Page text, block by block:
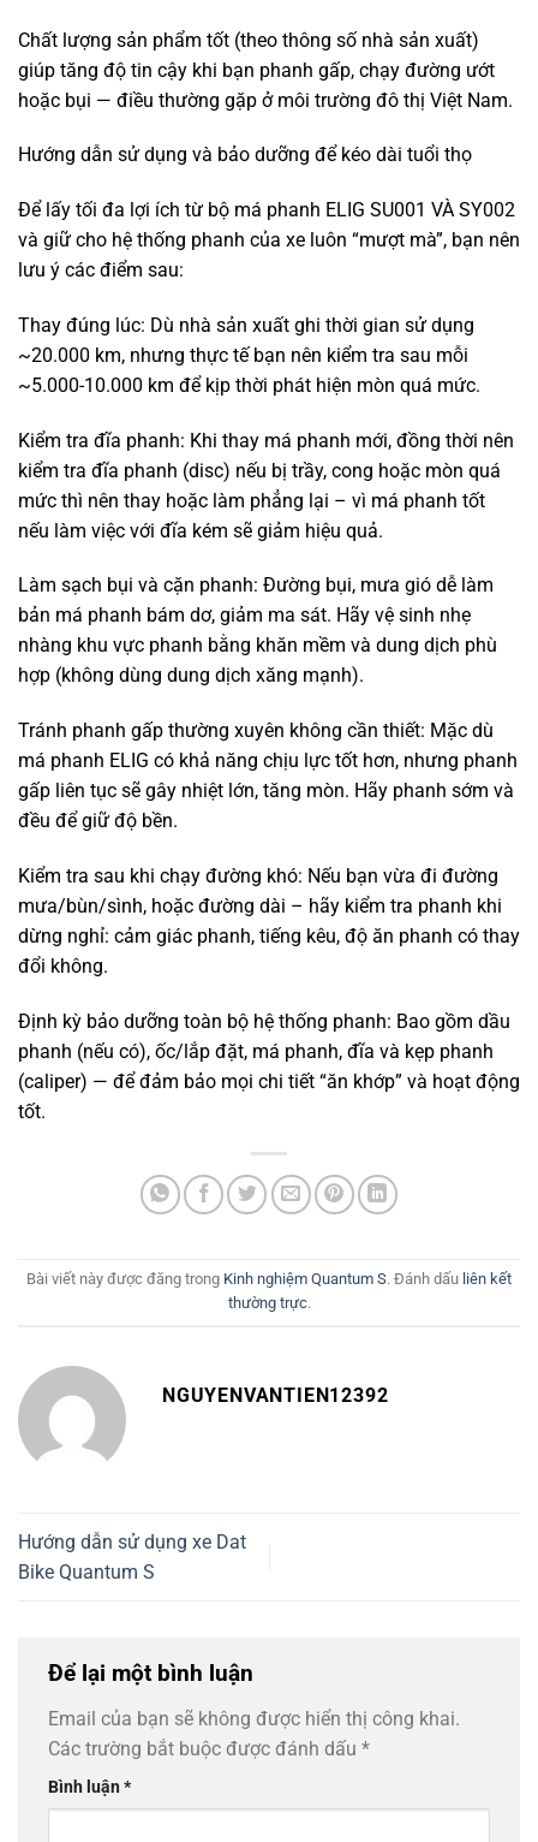
Chất lượng sản phẩm tốt (theo thông số nhà sản xuất)
giúp tăng độ tin cậy khi bạn phanh gấp, chạy đường ướt
hoặc bụi — điều thường gặp ở môi trường đô thị Việt Nam.
Hướng dẫn sử dụng và bảo dưỡng để kéo dài tuổi thọ
Để lấy tối đa lợi ích từ bộ má phanh ELIG SU001 VÀ SY002
và giữ cho hệ thống phanh của xe luôn “mượt mà”, bạn nên
lưu ý các điểm sau:
Thay đúng lúc: Dù nhà sản xuất ghi thời gian sử dụng
~20.000 km, nhưng thực tế bạn nên kiểm tra sau mỗi
~5.000-10.000 km để kịp thời phát hiện mòn quá mức.
Kiểm tra đĩa phanh: Khi thay má phanh mới, đồng thời nên
kiểm tra đĩa phanh (disc) nếu bị trầy, cong hoặc mòn quá
mức thì nên thay hoặc làm phẳng lại – vì má phanh tốt
nếu làm việc với đĩa kém sẽ giảm hiệu quả.
Làm sạch bụi và cặn phanh: Đường bụi, mưa gió dễ làm
bản má phanh bám dơ, giảm ma sát. Hãy vệ sinh nhẹ
nhàng khu vực phanh bằng khăn mềm và dung dịch phù
hợp (không dùng dung dịch xăng mạnh).
Tránh phanh gấp thường xuyên không cần thiết: Mặc dù
má phanh ELIG có khả năng chịu lực tốt hơn, nhưng phanh
gấp liên tục sẽ gây nhiệt lớn, tăng mòn. Hãy phanh sớm và
đều để giữ độ bền.
Kiểm tra sau khi chạy đường khó: Nếu bạn vừa đi đường
mưa/bùn/sình, hoặc đường dài – hãy kiểm tra phanh khi
dừng nghỉ: cảm giác phanh, tiếng kêu, độ ăn phanh có thay
đổi không.
Định kỳ bảo dưỡng toàn bộ hệ thống phanh: Bao gồm dầu
phanh (nếu có), ốc/lắp đặt, má phanh, đĩa và kẹp phanh
(caliper) — để đảm bảo mọi chi tiết “ăn khớp” và hoạt động
tốt.
Bài viết này được đăng trong Kinh nghiệm Quantum S. Đánh dấu liên kết
thường trực.
NGUYENVANTIEN12392
Hướng dẫn sử dụng xe Dat
Bike Quantum S
Để lại một bình luận
Email của bạn sẽ không được hiển thị công khai.
Các trường bắt buộc được đánh dấu *
Bình luận*